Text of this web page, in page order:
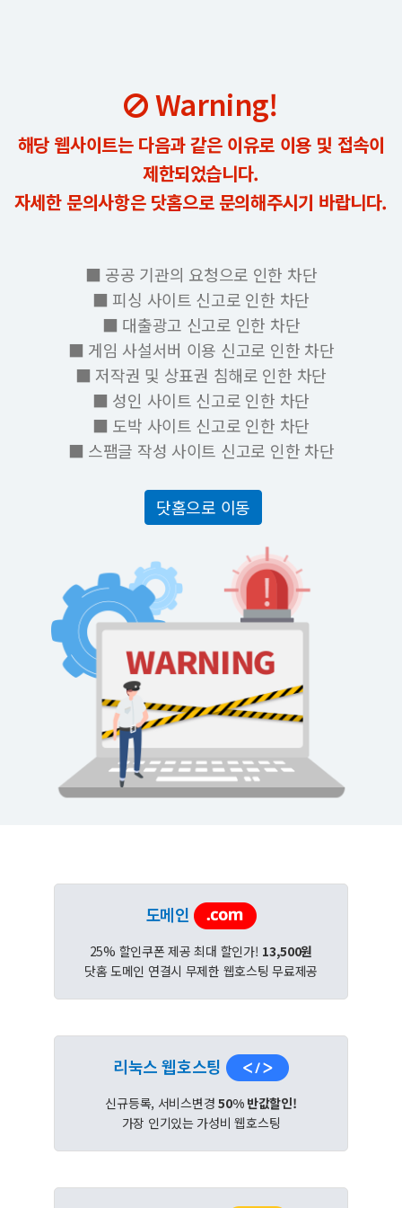
Warning!
해당 웹사이트는 다음과 같은 이유로 이용 및 접속이
제한되었습니다.
자세한 문의사항은 닷홈으로 문의해주시기 바랍니다.
■ 공공 기관의 요청으로 인한 차단
■ 피싱 사이트 신고로 인한 차단
■ 대출광고 신고로 인한 차단
■ 게임 사설서버 이용 신고로 인한 차단
■ 저작권 및 상표권 침해로 인한 차단
■ 성인 사이트 신고로 인한 차단
■ 도박 사이트 신고로 인한 차단
■ 스팸글 작성 사이트 신고로 인한 차단
닷홈으로 이동
도메인
25% 할인쿠폰 제공 최대 할인가! 13,500원
닷홈 도메인 연결시 무제한 웹호스팅 무료제공
리눅스 웹호스팅
신규등록, 서비스변경50% 반값할인!
가장 인기있는 가성비 웹호스팅